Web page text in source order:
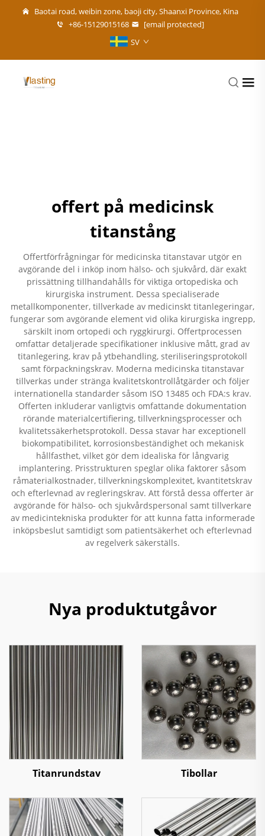
Baotai road, weibin zone, baoji city, Shaanxi Province, Kina
+86-15129015168
[email protected]
SV
offert på medicinsk
titanstång
Offertförfrågningar för medicinska titanstavar utgör en
avgörande del i inköp inom hälso- och sjukvård, där exakt
prissättning tillhandahålls för viktiga ortopediska och
kirurgiska instrument. Dessa specialiserade
metallkomponenter, tillverkade av medicinskt titanlegeringar,
fungerar som avgörande element vid olika kirurgiska ingrepp,
särskilt inom ortopedi och ryggkirurgi. Offertprocessen
omfattar detaljerade specifikationer inklusive mått, grad av
titanlegering, krav på ytbehandling, steriliseringsprotokoll
samt förpackningskrav. Moderna medicinska titanstavar
tillverkas under stränga kvalitetskontrollåtgärder och följer
internationella standarder såsom ISO 13485 och FDA:s krav.
Offerten inkluderar vanligtvis omfattande dokumentation
rörande materialcertifiering, tillverkningsprocesser och
kvalitetssäkerhetsprotokoll. Dessa stavar har exceptionell
biokompatibilitet, korrosionsbeständighet och mekanisk
hållfasthet, vilket gör dem idealiska för långvarig
implantering. Prisstrukturen speglar olika faktorer såsom
råmaterialkostnader, tillverkningskomplexitet, kvantitetskrav
och efterlevnad av regleringskrav. Att förstå dessa offerter är
avgörande för hälso- och sjukvårdspersonal samt tillverkare
av medicintekniska produkter för att kunna fatta informerade
inköpsbeslut samtidigt som patientsäkerhet och efterlevnad
av regelverk säkerställs.
Nya produktutgåvor
Titanrundstav Tibollar